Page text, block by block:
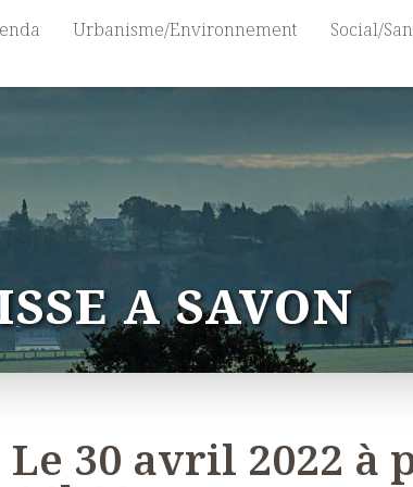
Urbanisme/Environnement Social/
A SAVON
Le 30 avril 2022 à